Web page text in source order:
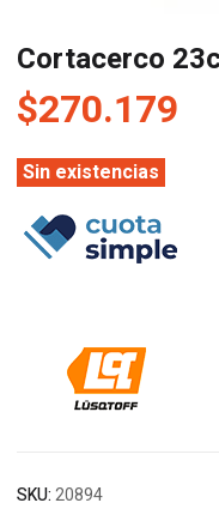
Cortacerco
$270.179
Sin existencias
SKU:20894